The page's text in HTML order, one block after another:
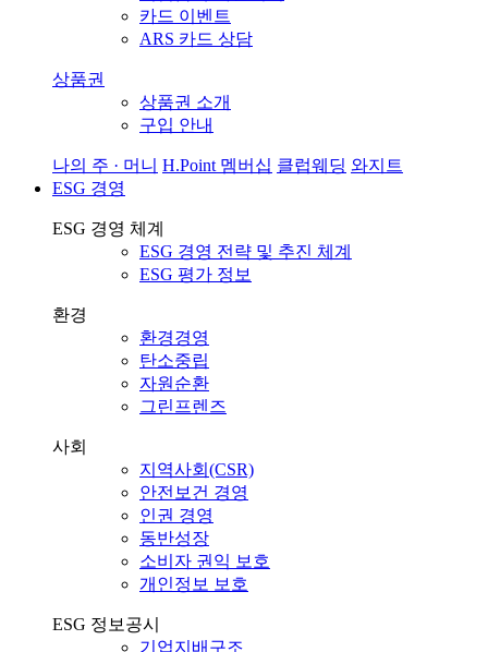
카드 이벤트
ARS 카드 상담
상품권
상품권 소개
구입 안내
나의 주 · 머니 H.Point 멤버십 클럽웨딩 와지트
ESG 경영
ESG 경영 체계
ESG 경영 전략 및 추진 체계
ESG 평가 정보
환경
환경경영
탄소중립
자원순환
그린프렌즈
사회
지역사회(CSR)
안전보건 경영
인권 경영
동반성장
소비자 권익 보호
개인정보 보호
ESG 정보공시
기업지배구조